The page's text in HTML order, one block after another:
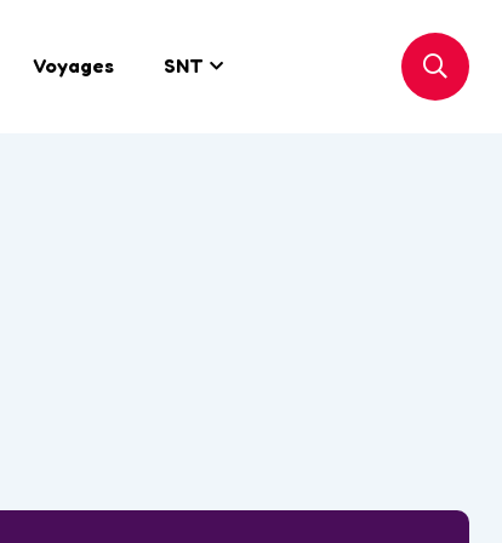
Voyages SNT